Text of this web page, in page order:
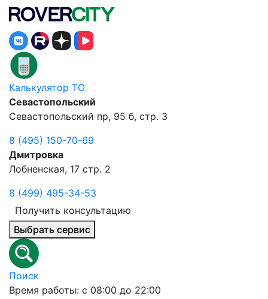
Калькулятор ТО
Севастопольский
Севастопольский пр, 95 б, стр. 3
8 (495) 150-70-69
Дмитровка
Лобненская, 17 стр. 2
8 (499) 495-34-53
Получить консультацию
Выбрать сервис
Поиск
Время работы: с 08:00 до 22:00